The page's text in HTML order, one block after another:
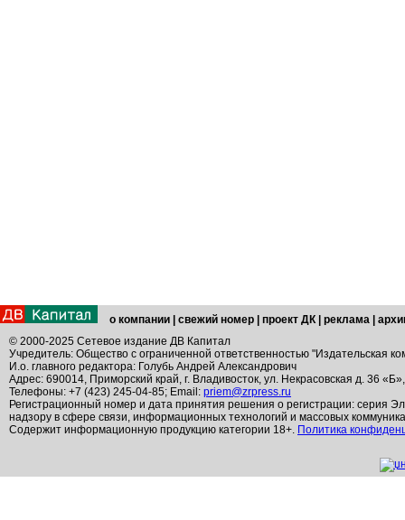
о компании свежий номер проект ДК реклама
© 2000-2025 Сетевое издание ДВ Капитал
Учредитель: Общество с ограниченной ответственностью "Издательская
И.о. главного редактора: Голубь Андрей Александрович
Адрес: 690014, Приморский край, г. Владивосток, ул. Некрасовская д. 36
Телефоны: +7 (423) 245-04-85; Email: priem@zrpress.ru
Регистрационный номер и дата принятия решения о регистрации: серия
надзору в сфере связи, информационных технологий и массовых
Содержит информационную продукцию категории 18+. Политика